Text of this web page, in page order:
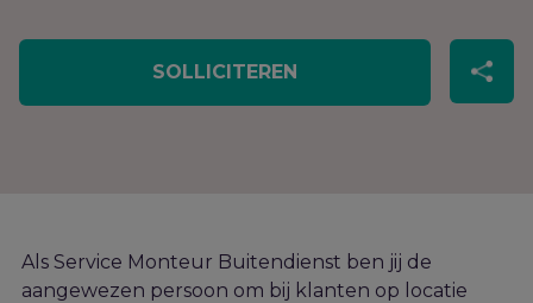
SOLLICITEREN
Als Service Monteur Buitendienst ben jij de
aangewezen persoon om bij klanten op locatie